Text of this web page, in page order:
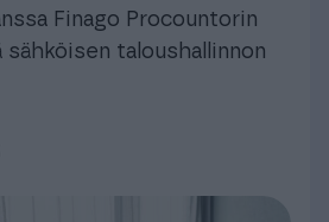
Finago Procountorin
taloushallinnon